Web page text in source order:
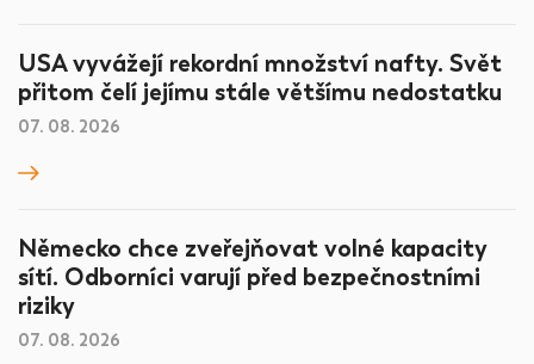
USA vyvážejí rekordní množství nafty. Svět
přitom čelí jejímu stále většímu nedostatku
07. 08. 2026
Německo chce zveřejňovat volné kapacity
sítí. Odborníci varují před bezpečnostními
riziky
07. 08. 2026